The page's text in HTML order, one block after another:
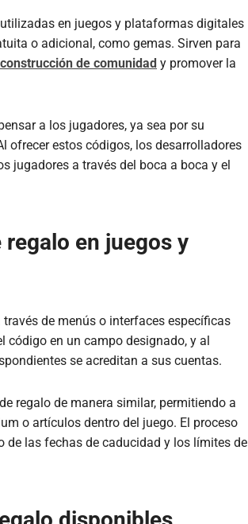
en juegos y plataformas digitales
o adicional, como gemas. Sirven para
construcción de comunidad y promover la
a los jugadores, ya sea por su
ofrecer estos códigos, los desarrolladores
jugadores a través del boca a boca y el
en juegos y
de menús o interfaces específicas
código en un campo designado, y al
se acreditan a sus cuentas.
regalo de manera similar, permitiendo a
o artículos dentro del juego. El proceso
de las fechas de caducidad y los límites de